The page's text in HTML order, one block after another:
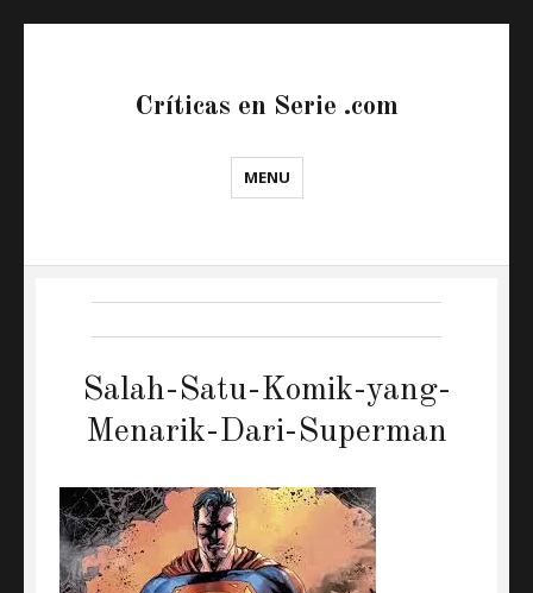
Críticas en Serie .com
MENU
Salah-Satu-Komik-yang-
Menarik-Dari-Superman